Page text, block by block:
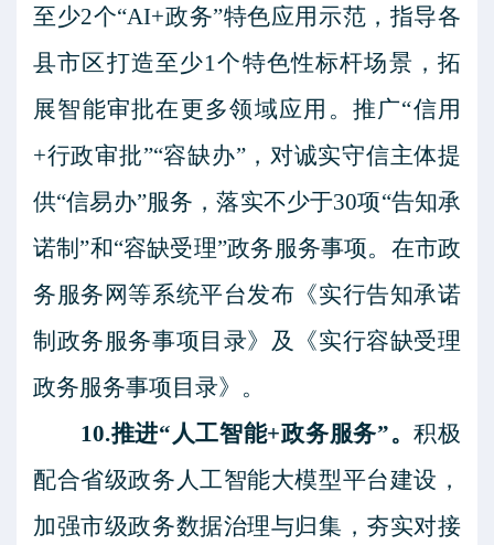
至少2个“AI+政务”特色应用示范，指导各
县市区打造至少1个特色性标杆场景，拓
展智能审批在更多领域应用。推广“信用
+行政审批”“容缺办”，对诚实守信主体提
供“信易办”服务，落实不少于30项“告知承
诺制”和“容缺受理”政务服务事项。在市政
务服务网等系统平台发布《实行告知承诺
制政务服务事项目录》及《实行容缺受理
政务服务事项目录》。
10.推进“人工智能+政务服务”。积极
配合省级政务人工智能大模型平台建设，
加强市级政务数据治理与归集，夯实对接